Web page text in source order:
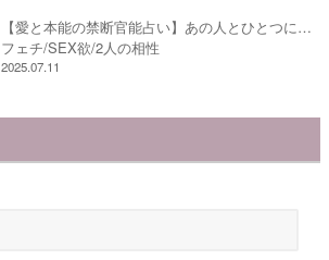
【愛と本能の禁断官能占い】あの人とひとつに…
フェチ/SEX欲/2人の相性
2025.07.11